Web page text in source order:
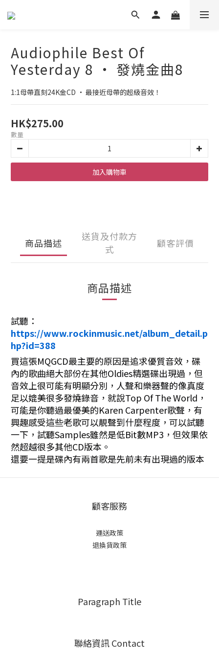
Audiophile Best Of
Yesterday 8 • 發燒金曲8
1:1母帶直刻24K金CD • 最接近母帶的超級音效！
HK$275.00
數量
加入購物車
商品描述
送貨及付款方
式
顧客評價
商品描述
試聽：
https://www.rockinmusic.net/album_detail.p
hp?id=388
買這張MQGCD最主要的原因是追求優質音效，碟
內的歌曲絕大部份在其他Oldies精選碟出現過，但
音效上很可能有明顯分別，人聲和樂器聲的像真度
足以媲美很多發燒錄音，就說Top Of The World，
可能是你聽過最優美的Karen Carpenter歌聲，有
興趣感受這些老歌可以靚聲到什麼程度，可以試聽
一下，試聽Samples雖然是低Bit數MP3，但效果依
然超越很多其他CD版本。
還要一提是碟內有兩首歌是先前未有出現過的版本
顧客服務
運送政策
退換貨政策
Paragraph Title
聯絡資訊 Contact